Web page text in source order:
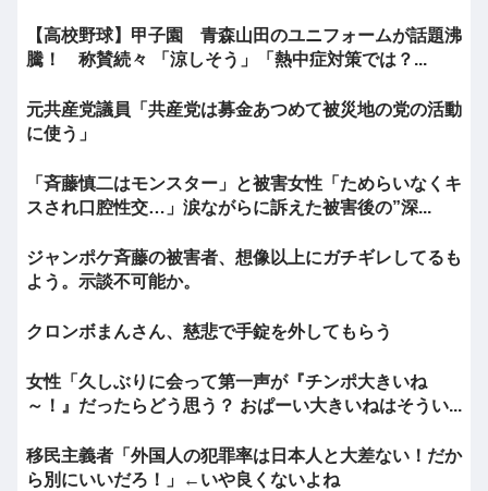
【高校野球】甲子園 青森山田のユニフォームが話題沸
騰！ 称賛続々 「涼しそう」「熱中症対策では？...
元共産党議員「共産党は募金あつめて被災地の党の活動
に使う」
「斉藤慎二はモンスター」と被害女性「ためらいなくキ
スされ口腔性交…」涙ながらに訴えた被害後の”深...
ジャンポケ斉藤の被害者、想像以上にガチギレしてるも
よう。示談不可能か。
クロンボまんさん、慈悲で手錠を外してもらう
女性「久しぶりに会って第一声が『チンポ大きいね
～！』だったらどう思う？ おぱーい大きいねはそうい...
移民主義者「外国人の犯罪率は日本人と大差ない！だか
ら別にいいだろ！」←いや良くないよね